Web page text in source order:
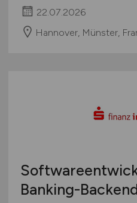
22.07.2026
Hannover, Münster,
Banking-